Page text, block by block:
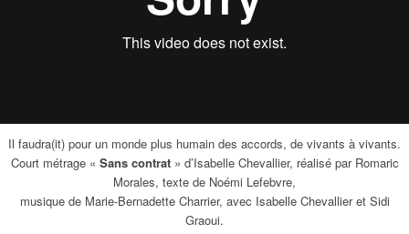
Il faudra(it) pour un monde plus humain des accords, de vivants à vivants.
Court métrage « Sans contrat» d’Isabelle Chevallier, réalisé par Romaric
Morales, texte de Noémi Lefebvre,
musique de Marie-Bernadette Charrier, avec Isabelle Chevallier et Sidi
Graoui.